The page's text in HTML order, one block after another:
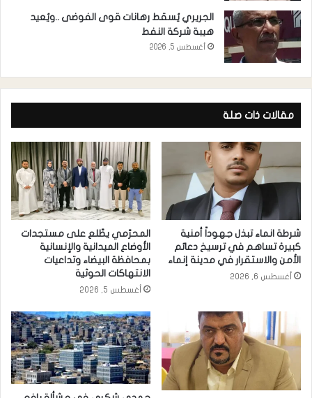
الجريري يُسقط رهانات قوى الفوضى ..ويُعيد
هيبة شركة النفط
أغسطس 5, 2026
مقالات ذات صلة
شرطة انماء تبذل جهوداً أمنية
كبيرة تساهم في ترسيخ دعائم
الأمن والاستقرار في مدينة إنماء
أغسطس 6, 2026
المحرّمي يطّلع على مستجدات
الأوضاع الميدانية والإنسانية
بمحافظة البيضاء وتداعيات
الانتهاكات الحوثية
أغسطس 5, 2026